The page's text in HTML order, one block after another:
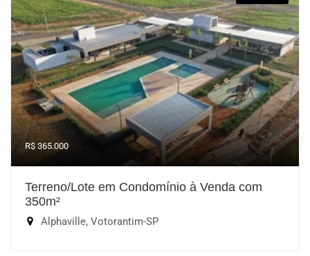
R$ 365.000
Terreno/Lote em Condomínio à Venda com
350m²
Alphaville, Votorantim-SP